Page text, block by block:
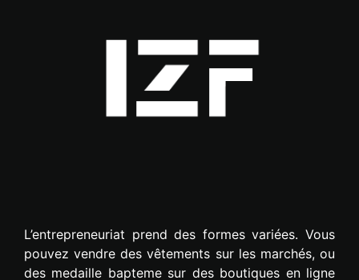
L’entrepreneuriat prend des formes variées. Vous
pouvez vendre des vêtements sur les marchés, ou
des medaille bapteme sur des boutiques en ligne